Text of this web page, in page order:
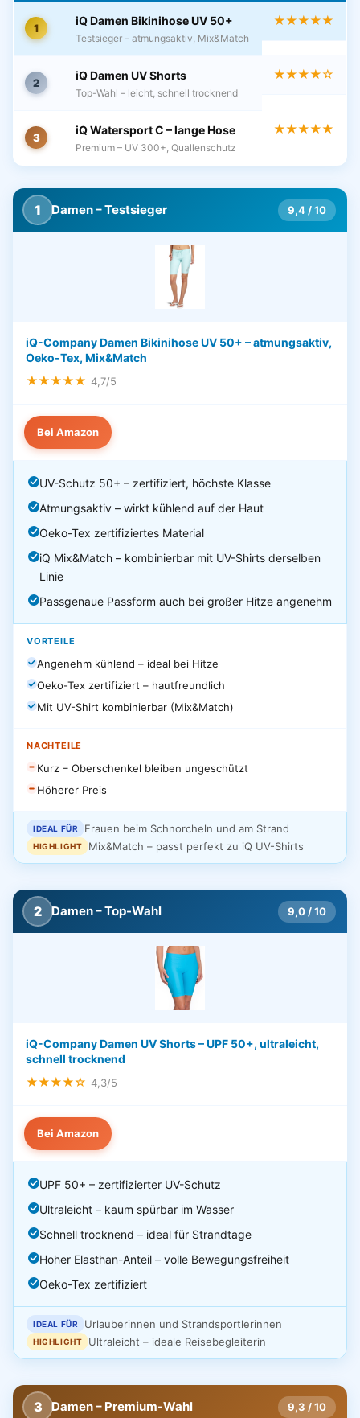
1
iQ Damen Bikinihose UV 50+
Testsieger – atmungsaktiv, Mix&Match
★★★★★
2
iQ Damen UV Shorts
Top-Wahl – leicht, schnell trocknend
★★★★☆
3
iQ Watersport C – lange Hose
Premium – UV 300+, Quallenschutz
★★★★★
1 Damen – Testsieger 9,4 / 10
iQ-Company Damen Bikinihose UV 50+ – atmungsaktiv,
Oeko-Tex, Mix&Match
★★★★★ 4,7/5
Bei Amazon
UV-Schutz 50+ – zertifiziert, höchste Klasse
Atmungsaktiv – wirkt kühlend auf der Haut
Oeko-Tex zertifiziertes Material
iQ Mix&Match – kombinierbar mit UV-Shirts derselben
Linie
Passgenaue Passform auch bei großer Hitze angenehm
VORTEILE
Angenehm kühlend – ideal bei Hitze
Oeko-Tex zertifiziert – hautfreundlich
Mit UV-Shirt kombinierbar (Mix&Match)
NACHTEILE
Kurz – Oberschenkel bleiben ungeschützt
Höherer Preis
IDEAL FÜR Frauen beim Schnorcheln und am Strand
HIGHLIGHT Mix&Match – passt perfekt zu iQ UV-Shirts
2 Damen – Top-Wahl 9,0 / 10
iQ-Company Damen UV Shorts – UPF 50+, ultraleicht,
schnell trocknend
★★★★☆ 4,3/5
Bei Amazon
UPF 50+ – zertifizierter UV-Schutz
Ultraleicht – kaum spürbar im Wasser
Schnell trocknend – ideal für Strandtage
Hoher Elasthan-Anteil – volle Bewegungsfreiheit
Oeko-Tex zertifiziert
IDEAL FÜR Urlauberinnen und Strandsportlerinnen
HIGHLIGHT Ultraleicht – ideale Reisebegleiterin
3 Damen – Premium-Wahl 9,3 / 10